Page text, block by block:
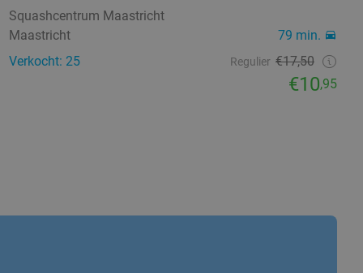
Squashcentrum Maastricht
Maastricht
79 min.
Verkocht: 25
Regulier €17,50
€10,95